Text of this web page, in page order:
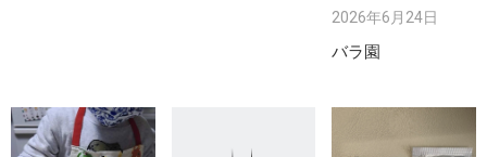
2026年6月24日
バラ園